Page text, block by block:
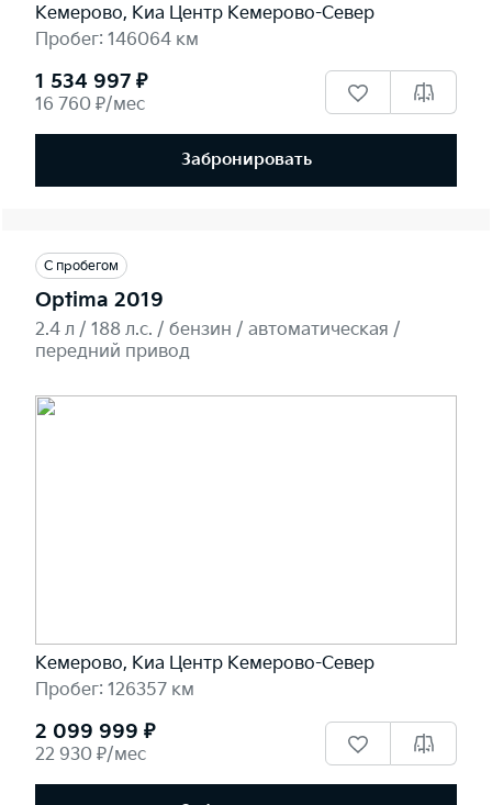
Кемерово, Киа Центр Кемерово-Север
Пробег: 146064 км
1 534 997 ₽
16 760 ₽/мес
Забронировать
С пробегом
Optima 2019
2.4 л / 188 л.c. / бензин / автоматическая /
передний привод
Кемерово, Киа Центр Кемерово-Север
Пробег: 126357 км
2 099 999 ₽
22 930 ₽/мес